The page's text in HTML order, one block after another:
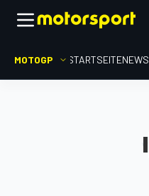
MOTOGP STARTSEITENEWS